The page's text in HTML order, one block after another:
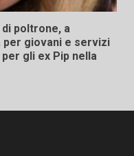
di poltrone, a
per giovani e servizi
gli ex Pip nella